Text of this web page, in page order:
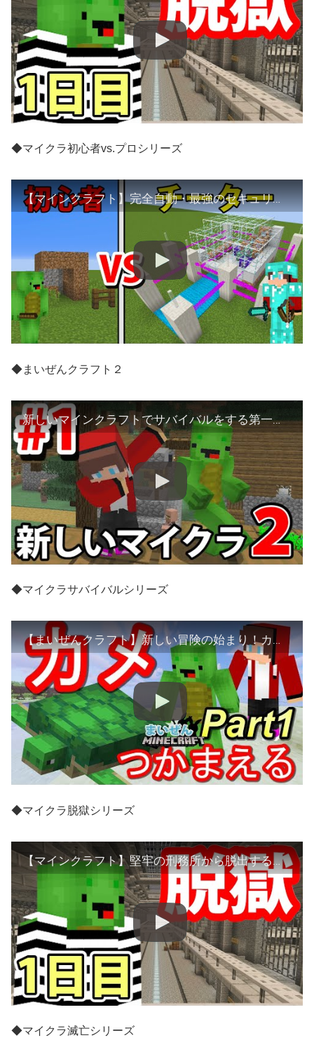
◆マイクラ初心者vs.プロシリーズ
【マインクラフト】完全自動・最強のセキュリティの作り方
◆まいぜんクラフト２
新しいマインクラフトでサバイバルをする第一回【まいぜんクラフト２】
◆マイクラサバイバルシリーズ
【まいぜんクラフト】新しい冒険の始まり！カメをつかまえてペットにしてみた！ Part1【マインクラフト】
◆マイクラ脱獄シリーズ
【マインクラフト】堅牢の刑務所から脱出する【１日目】
◆マイクラ滅亡シリーズ